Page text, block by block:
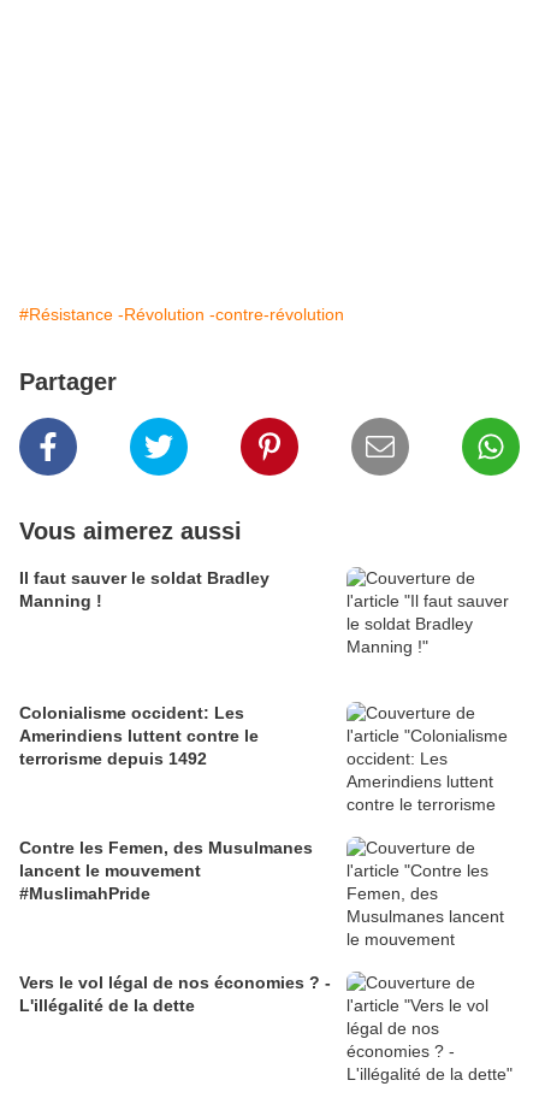
#Résistance -Révolution -contre-révolution
Partager
Vous aimerez aussi
Il faut sauver le soldat Bradley
Manning !
Colonialisme occident: Les
Amerindiens luttent contre le
terrorisme depuis 1492
Contre les Femen, des Musulmanes
lancent le mouvement
#MuslimahPride
Vers le vol légal de nos économies ? -
L'illégalité de la dette